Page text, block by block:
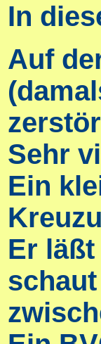
In
Auf
Sehr
Ein
Er